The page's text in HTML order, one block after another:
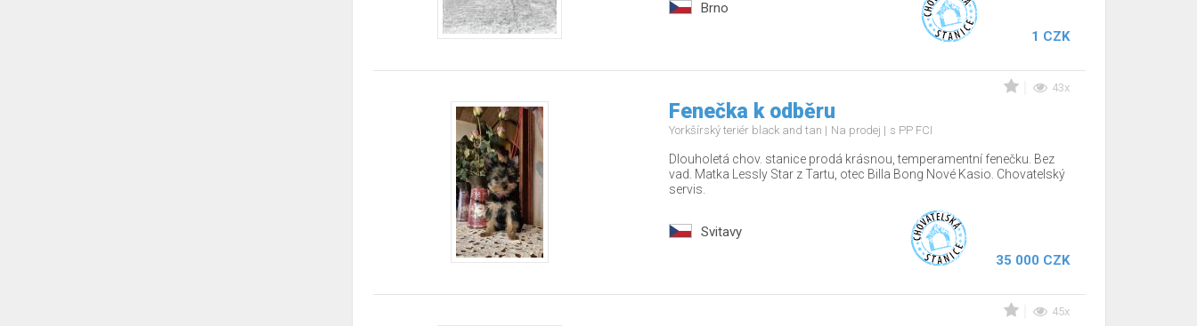
Brno
1 CZK
43x
Fenečka k odběru
Yorkšírský teriér black and tan Na prodej s PP FCI
Dlouholetá chov. stanice prodá krásnou, temperamentní fenečku. Bez
vad. Matka Lessly Star z Tartu, otec Billa Bong Nové Kasio. Chovatelský
servis.
Svitavy
35 000 CZK
45x